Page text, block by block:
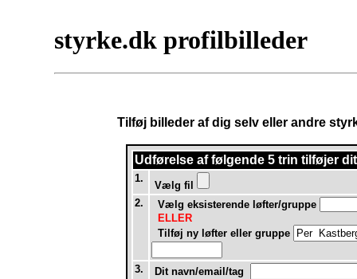
styrke.dk profilbilleder
Tilføj billeder af dig selv eller andre
Udførelse affølgende 5 trin tilføjer
1.
Vælg fil
2.
Vælg eksisterende løfter/gruppe
ELLER
Tilføj ny løfter eller gruppe
3.
Dit navn/email/tag